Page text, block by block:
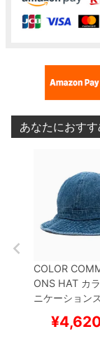
あなたにおす
COLOR
ONS HAT カ
ニケーション
ENIMBLUE
¥